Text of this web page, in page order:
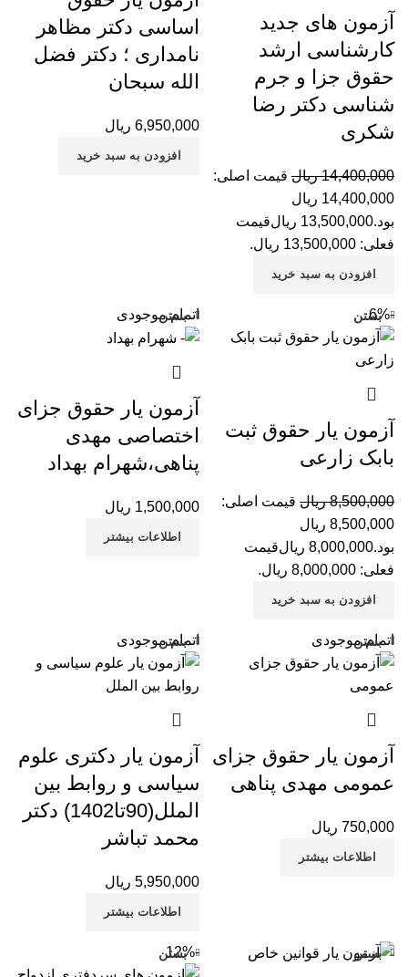
آزمون های جدید
کارشناسی ارشد
حقوق جزا و جرم
شناسی دکتر رضا
شکری
14,400,000 ریال قیمت اصلی:
14,400,000 ریال
بود.13,500,000 ریالقیمت
فعلی: 13,500,000 ریال.
افزودن به سبد خرید
اساسی دکتر مظاهر
نامداری ؛ دکتر فضل
الله سبحان
6,950,000 ریال
افزودن به سبد خرید
-6% بستن
آزمون یار حقوق ثبت
بابک زارعی
8,500,000 ریال قیمت اصلی:
8,500,000 ریال
بود.8,000,000 ریالقیمت
فعلی: 8,000,000 ریال.
افزودن به سبد خرید
اتمام موجودی
بستن
آزمون یار حقوق جزای
اختصاصی مهدی
پناهی،شهرام بهداد
1,500,000 ریال
اطلاعات بیشتر
اتمام موجودی
بستن
آزمون یار حقوق جزای
عمومی مهدی پناهی
750,000 ریال
اطلاعات بیشتر
اتمام موجودی
بستن
آزمون یار دکتری علوم
سیاسی و روابط بین
الملل(90تا1402) دکتر
محمد تباشر
5,950,000 ریال
اطلاعات بیشتر
بستن -12% بستن